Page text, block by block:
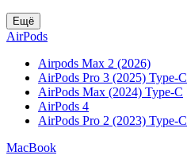
Ещё
AirPods
Airpods Max 2 (2026)
AirPods Pro 3 (2025) Type-C
AirPods Max (2024) Type-C
AirPods 4
AirPods Pro 2 (2023) Type-C
MacBook